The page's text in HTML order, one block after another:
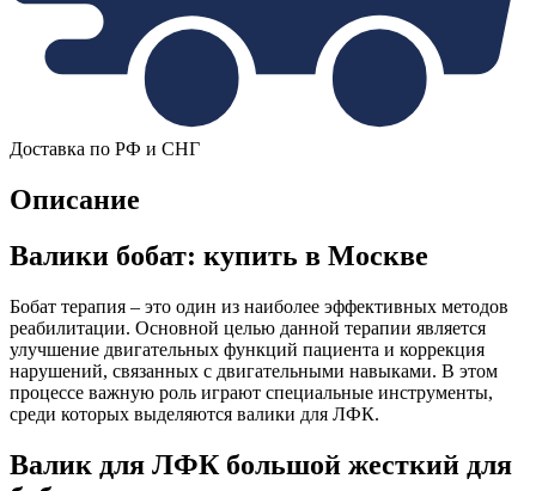
Доставка по РФ и СНГ
Описание
Валики бобат: купить в Москве
Бобат терапия – это один из наиболее эффективных методов
реабилитации. Основной целью данной терапии является
улучшение двигательных функций пациента и коррекция
нарушений, связанных с двигательными навыками. В этом
процессе важную роль играют специальные инструменты,
среди которых выделяются валики для ЛФК.
Валик для ЛФК большой жесткий для